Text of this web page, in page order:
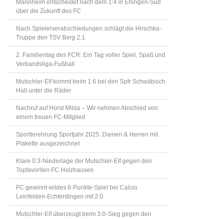
Mannheim entscheidet nach dem 1:4 in Ehingen-Süd
über die Zukunft des FC
Nach Spielerverabschiedungen schlägt die Hirschka-
Truppe den TSV Berg 2:1
2. Familientag des FCR: Ein Tag voller Spiel, Spaß und
Verbandsliga-Fußball
Mutschler-Elf kommt beim 1:6 bei den Spfr Schwäbisch
Hall unter die Räder
Nachruf auf Horst Milda – Wir nehmen Abschied von
einem treuen FC-Mitglied
Sportlerehrung Sportjahr 2025: Damen & Herren mit
Plakette ausgezeichnet
Klare 0:3-Niederlage der Mutschler-Elf gegen den
Topfavoriten FC Holzhausen
FC gewinnt wildes 6-Punkte-Spiel bei Calcio
Leinfelden-Echterdingen mit 2:0
Mutschler-Elf überzeugt beim 3:0-Sieg gegen den